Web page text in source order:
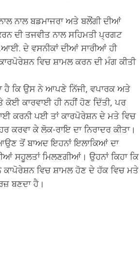
ਨਾਲ ਬਡਮਾਜਰਾ ਅਤੇ ਬਲੌਂਗੀ ਦੀਆਂ
ਦੀ ਤਜਵੀਤ ਨਾਲ ਸਹਿਮਤੀ ਪ੍ਰਗਟ
ਦੇ ਵਸਨੀਕਾਂ ਦੀਆਂ ਸਾਰੀਆਂ ਹੀ
ਵਿਚ ਸ਼ਾਮਲ ਕਰਨ ਦੀ ਮੰਗ ਕੀਤੀ
ਹੈ ਕਿ ਉਸ ਨੇ ਆਪਣੇ ਨਿੱਜੀ, ਵਪਾਰਕ ਅਤੇ
ਕਾਰਵਾਈ ਹੀ ਨਹੀਂ ਹੋਣ ਦਿੱਤੀ, ਪਰ
ਕਰਨੀ ਪਈ ਤਾਂ ਕਾਰਪੋਰੇਸ਼ਨ ਦੇ ਮਤੇ ਵਿਚ
ਕੇ ਲੋਕ-ਰਾਇ ਦਾ ਨਿਰਾਦਰ ਕੀਤਾ।
ਤੋਂ ਬਾਅਦ ਇਹਨਾਂ ਇਲਾਕਿਆਂ ਦਾ
ਸਹੂਲਤਾਂ ਮਿਲਣਗੀਆਂ। ਉਹਨਾਂ ਕਿਹਾ ਕਿ
ਵਿਚ ਸ਼ਾਮਲ ਹੋਣ ਦੇ ਹੱਕ ਵਿਚ ਮਤੇ
ਬਣਦਾ ਹੈ।